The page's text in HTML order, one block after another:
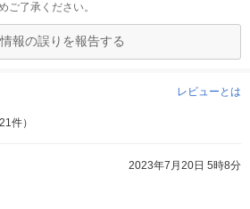
ご了承ください。
報の誤りを報告する
レビューとは
21件）
2023年7月20日 5時8分